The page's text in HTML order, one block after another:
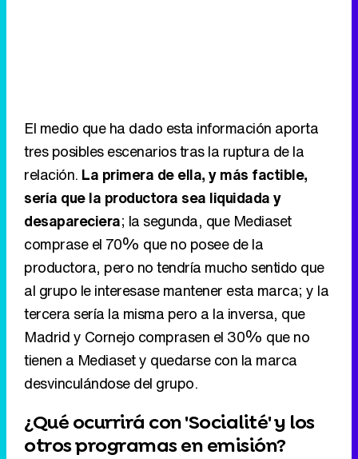
El medio que ha dado esta información aporta
tres posibles escenarios tras la ruptura de la
relación. La primera de ella, y más factible,
sería que la productora sea liquidada y
desapareciera; la segunda, que Mediaset
comprase el 70% que no posee de la
productora, pero no tendría mucho sentido que
al grupo le interesase mantener esta marca; y la
tercera sería la misma pero a la inversa, que
Madrid y Cornejo comprasen el 30% que no
tienen a Mediaset y quedarse con la marca
desvinculándose del grupo.
¿Qué ocurrirá con 'Socialité' y los
otros programas en emisión?